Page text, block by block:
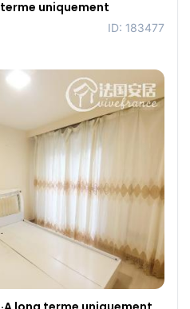
terme uniquement
ID: 183477